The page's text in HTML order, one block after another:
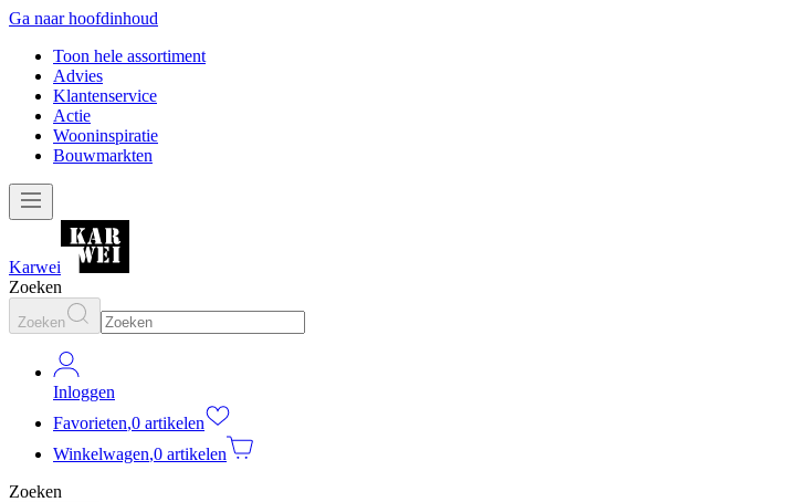
Ga naar hoofdinhoud
Toon hele assortiment
Advies
Klantenservice
Actie
Wooninspiratie
Bouwmarkten
Karwei
Zoeken
Zoeken
Inloggen
Favorieten,0 artikelen
Winkelwagen,0 artikelen
Zoeken